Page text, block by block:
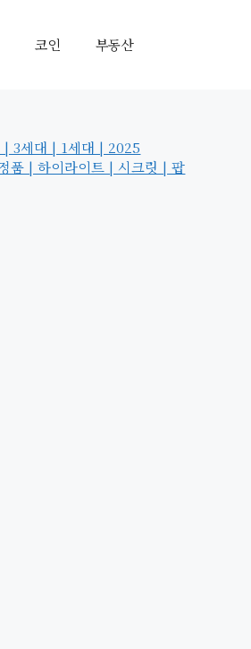
코인 부동산
| 3세대 | 1세대 | 2025
품 | 하이라이트 | 시크릿 | 팝